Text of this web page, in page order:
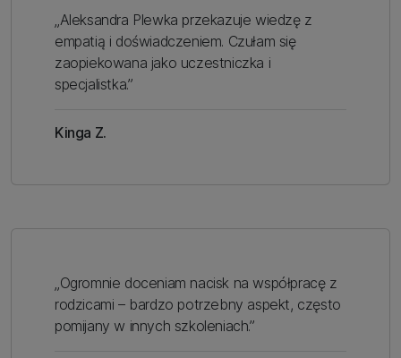
„Aleksandra Plewka przekazuje wiedzę z
empatią i doświadczeniem. Czułam się
zaopiekowana jako uczestniczka i
specjalistka.”
Kinga Z.
„Ogromnie doceniam nacisk na współpracę z
rodzicami – bardzo potrzebny aspekt, często
pomijany w innych szkoleniach.”